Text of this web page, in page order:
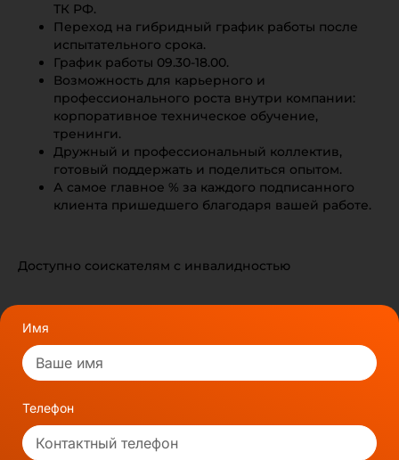
ТК РФ.
Переход на гибридный график работы после
испытательного срока.
График работы 09.30-18.00.
Возможность для карьерного и
профессионального роста внутри компании:
корпоративное техническое обучение,
тренинги.
Дружный и профессиональный коллектив,
готовый поддержать и поделиться опытом.
А самое главное % за каждого подписанного
клиента пришедшего благодаря вашей работе.
Доступно соискателям с инвалидностью
Имя
Телефон